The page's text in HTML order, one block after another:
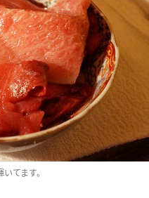
てます。